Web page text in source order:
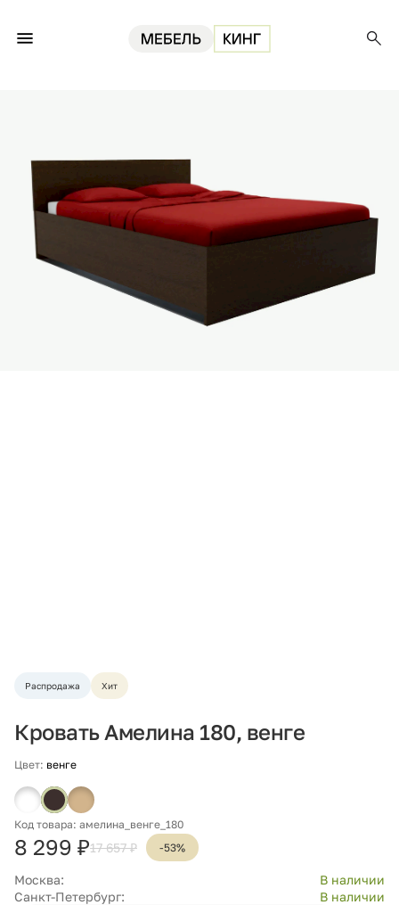
Распродажа Хит
Кровать Амелина 180, венге
Цвет: венге
Код товара: амелина_венге_180
8 299 ₽17 657 ₽ -53%
Москва:
В наличии
Санкт-Петербург:
В наличии